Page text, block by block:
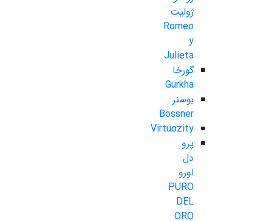
ژولیت
Romeo
y
Julieta
گورخا
Gurkha
بوسنر
Bossner
Virtuozity
پرو
دل
اورو
PURO
DEL
ORO